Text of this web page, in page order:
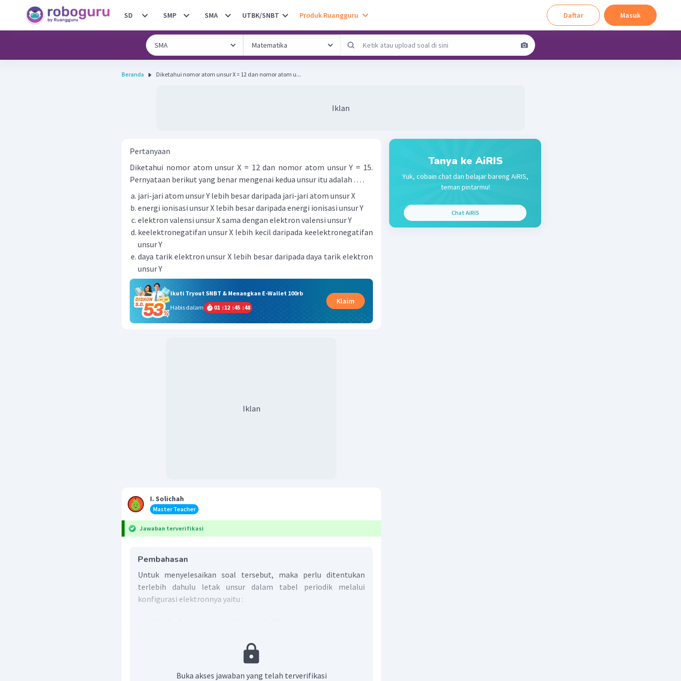
SD SMP SMA UTBK/SNBT Produk Ruangguru Daftar Masuk
Beranda Diketahui nomor atom unsur X = 12 dan nomor atom u...
Iklan
Pertanyaan
Diketahui nomor atom unsur X = 12 dan nomor atom unsur Y = 15.
Pernyataan berikut yang benar mengenai kedua unsur itu adalah . . . .
jari-jari atom unsur Y lebih besar daripada jari-jari atom unsur X
energi ionisasi unsur X lebih besar daripada energi ionisasi unsur Y
elektron valensi unsur X sama dengan elektron valensi unsur Y
keelektronegatifan unsur X lebih kecil daripada keelektronegatifan
unsur Y
daya tarik elektron unsur X lebih besar daripada daya tarik elektron
unsur Y
Ikuti Tryout SNBT & Menangkan E-Wallet 100rb
Habis dalam
01 :12 :45 :47
Klaim
Iklan
I. Solichah
Master Teacher
Jawaban terverifikasi
Pembahasan
Untuk menyelesaikan soal tersebut, maka perlu ditentukan
terlebih dahulu letak unsur dalam tabel periodik melalui
konfigurasi elektronnya yaitu :
Dari konfigurasi elektron tersebut dapat diketahui bahwa, unsur
Buka akses jawaban yang telah terverifikasi
Tanya ke AiRIS
Yuk, cobain chat dan belajar bareng AiRIS,
teman pintarmu!
Chat AiRIS